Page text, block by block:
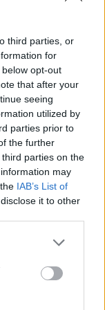
third parties, or
for
opt-out
that after your
seeing
utilized by
parties prior to
the further
parties on the
may
IAB’s List of
it to other
во Иран, каде
летала
на Иран пред
напади.
и MQ-4C
и во близина
- се меѓу
во Иран.
десетици од
за надзор
на
adsb.exposed
овие и други